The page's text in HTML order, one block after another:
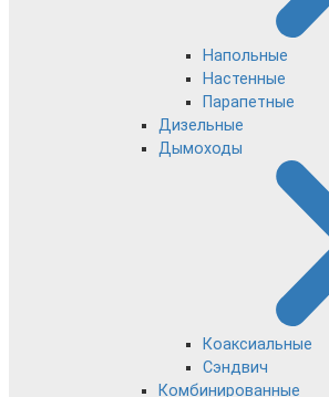
Напольные
Настенные
Парапетные
Дизельные
Дымоходы
Коаксиальные
Сэндвич
Комбинированные